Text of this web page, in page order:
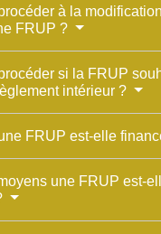
à la
FRUP ?
si la FRUP
intérieur ?
FRUP est-elle
une FRUP est-